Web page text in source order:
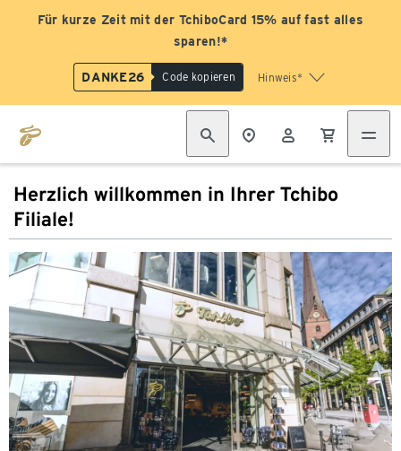
Für kurze Zeit mit der TchiboCard 15% auf fast alles
sparen!*
DANKE26 Code kopieren Hinweis*
Herzlich willkommen in Ihrer Tchibo
Filiale!